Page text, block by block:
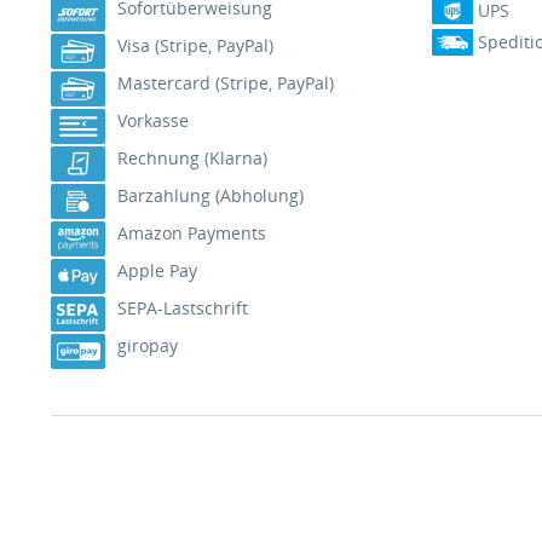
Sofortüberweisung
Visa (Stripe, PayPal)
Mastercard (Stripe, PayPal)
Vorkasse
Rechnung (Klarna)
Barzahlung (Abholung)
Amazon Payments
Apple Pay
SEPA-Lastschrift
giropay
UPS